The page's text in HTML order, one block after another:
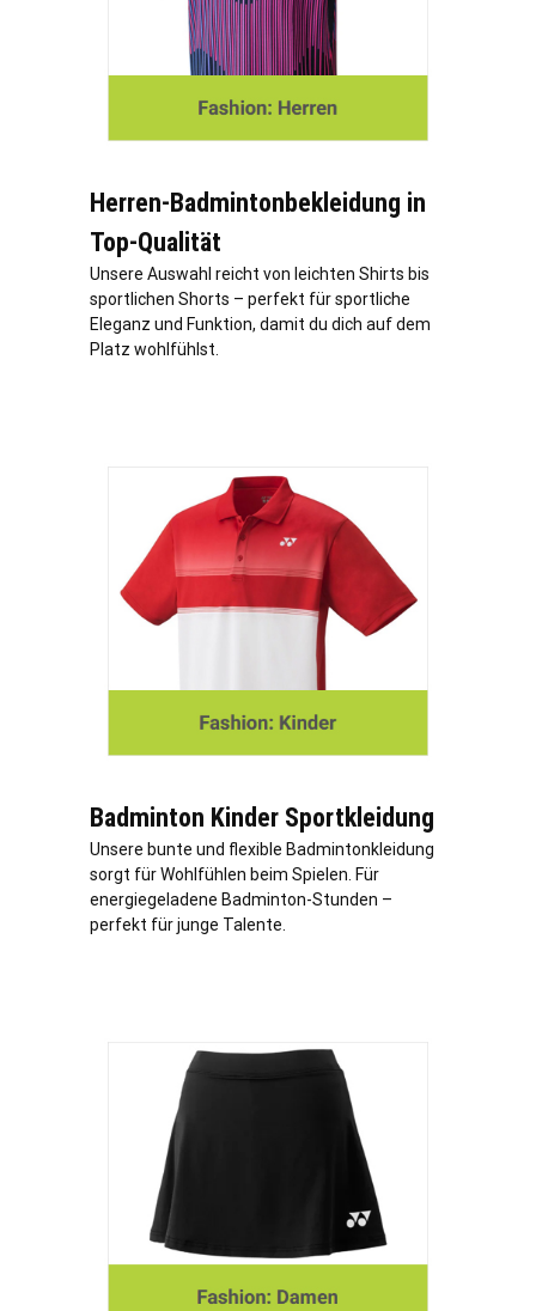
Herren-Badmintonbekleidung in
Top-Qualität
Unsere Auswahl reicht von leichten Shirts bis
sportlichen Shorts – perfekt für sportliche
Eleganz und Funktion, damit du dich auf dem
Platz wohlfühlst.
Badminton Kinder Sportkleidung
Unsere bunte und flexible Badmintonkleidung
sorgt für Wohlfühlen beim Spielen. Für
energiegeladene Badminton-Stunden –
perfekt für junge Talente.